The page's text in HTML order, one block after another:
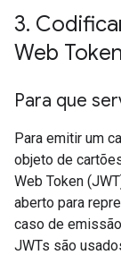
3.
Web
Para que
Para emitir um
objeto de
Web Token
aberto para
caso de
JWTs são